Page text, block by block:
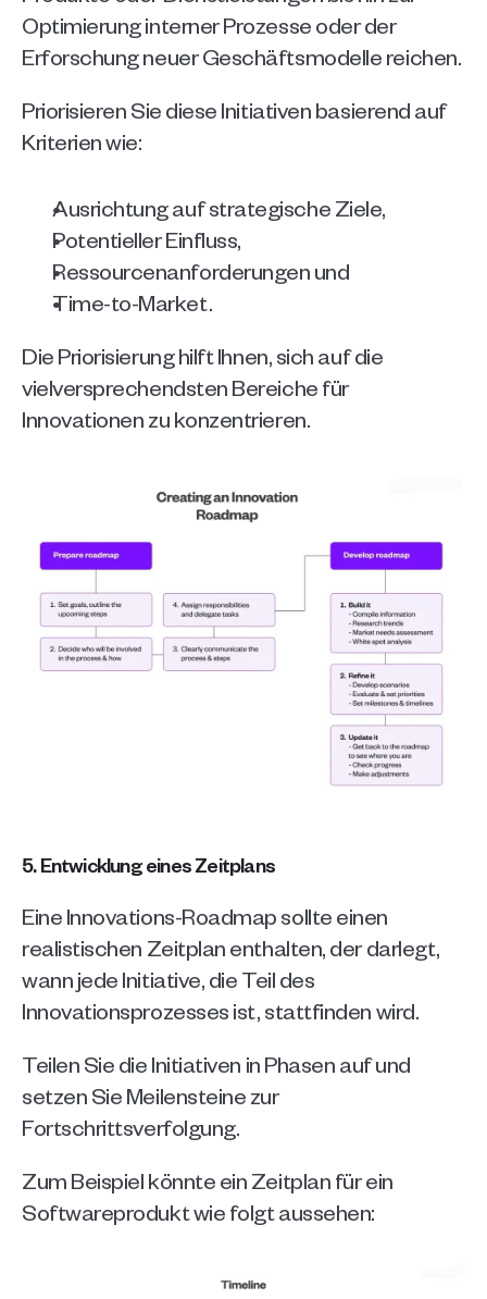
Optimierung interner Prozesse oder der
Erforschung neuer Geschäftsmodelle reichen.
Priorisieren Sie diese Initiativen basierend auf
Kriterien wie:
Ausrichtung auf strategische Ziele,
Potentieller Einfluss,
Ressourcenanforderungen und
Time-to-Market.
Die Priorisierung hilft Ihnen, sich auf die
vielversprechendsten Bereiche für
Innovationen zu konzentrieren.
5. Entwicklung eines Zeitplans
Eine Innovations-Roadmap sollte einen
realistischen Zeitplan enthalten, der darlegt,
wann jede Initiative, die Teil des
Innovationsprozesses ist, stattfinden wird.
Teilen Sie die Initiativen in Phasen auf und
setzen Sie Meilensteine zur
Fortschrittsverfolgung.
Zum Beispiel könnte ein Zeitplan für ein
Softwareprodukt wie folgt aussehen: